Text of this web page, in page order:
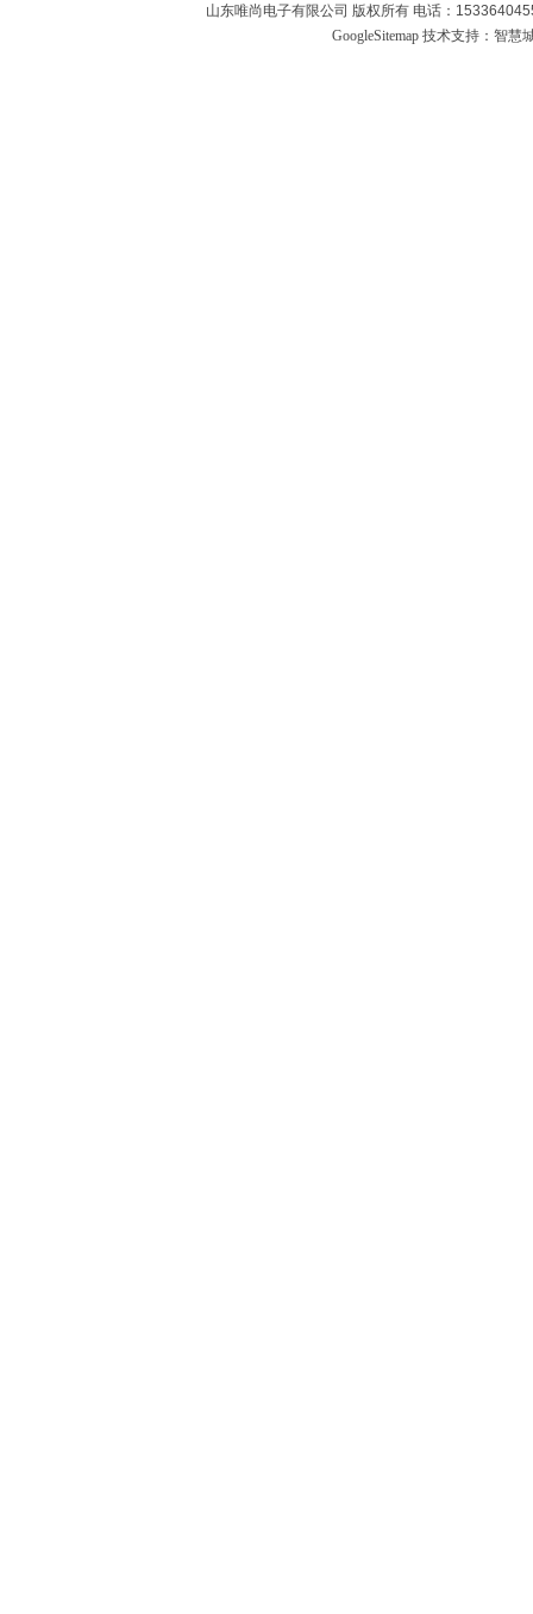
山东唯尚电子有限公司 版权所有 电话：
GoogleSitemap技术支持： 智慧